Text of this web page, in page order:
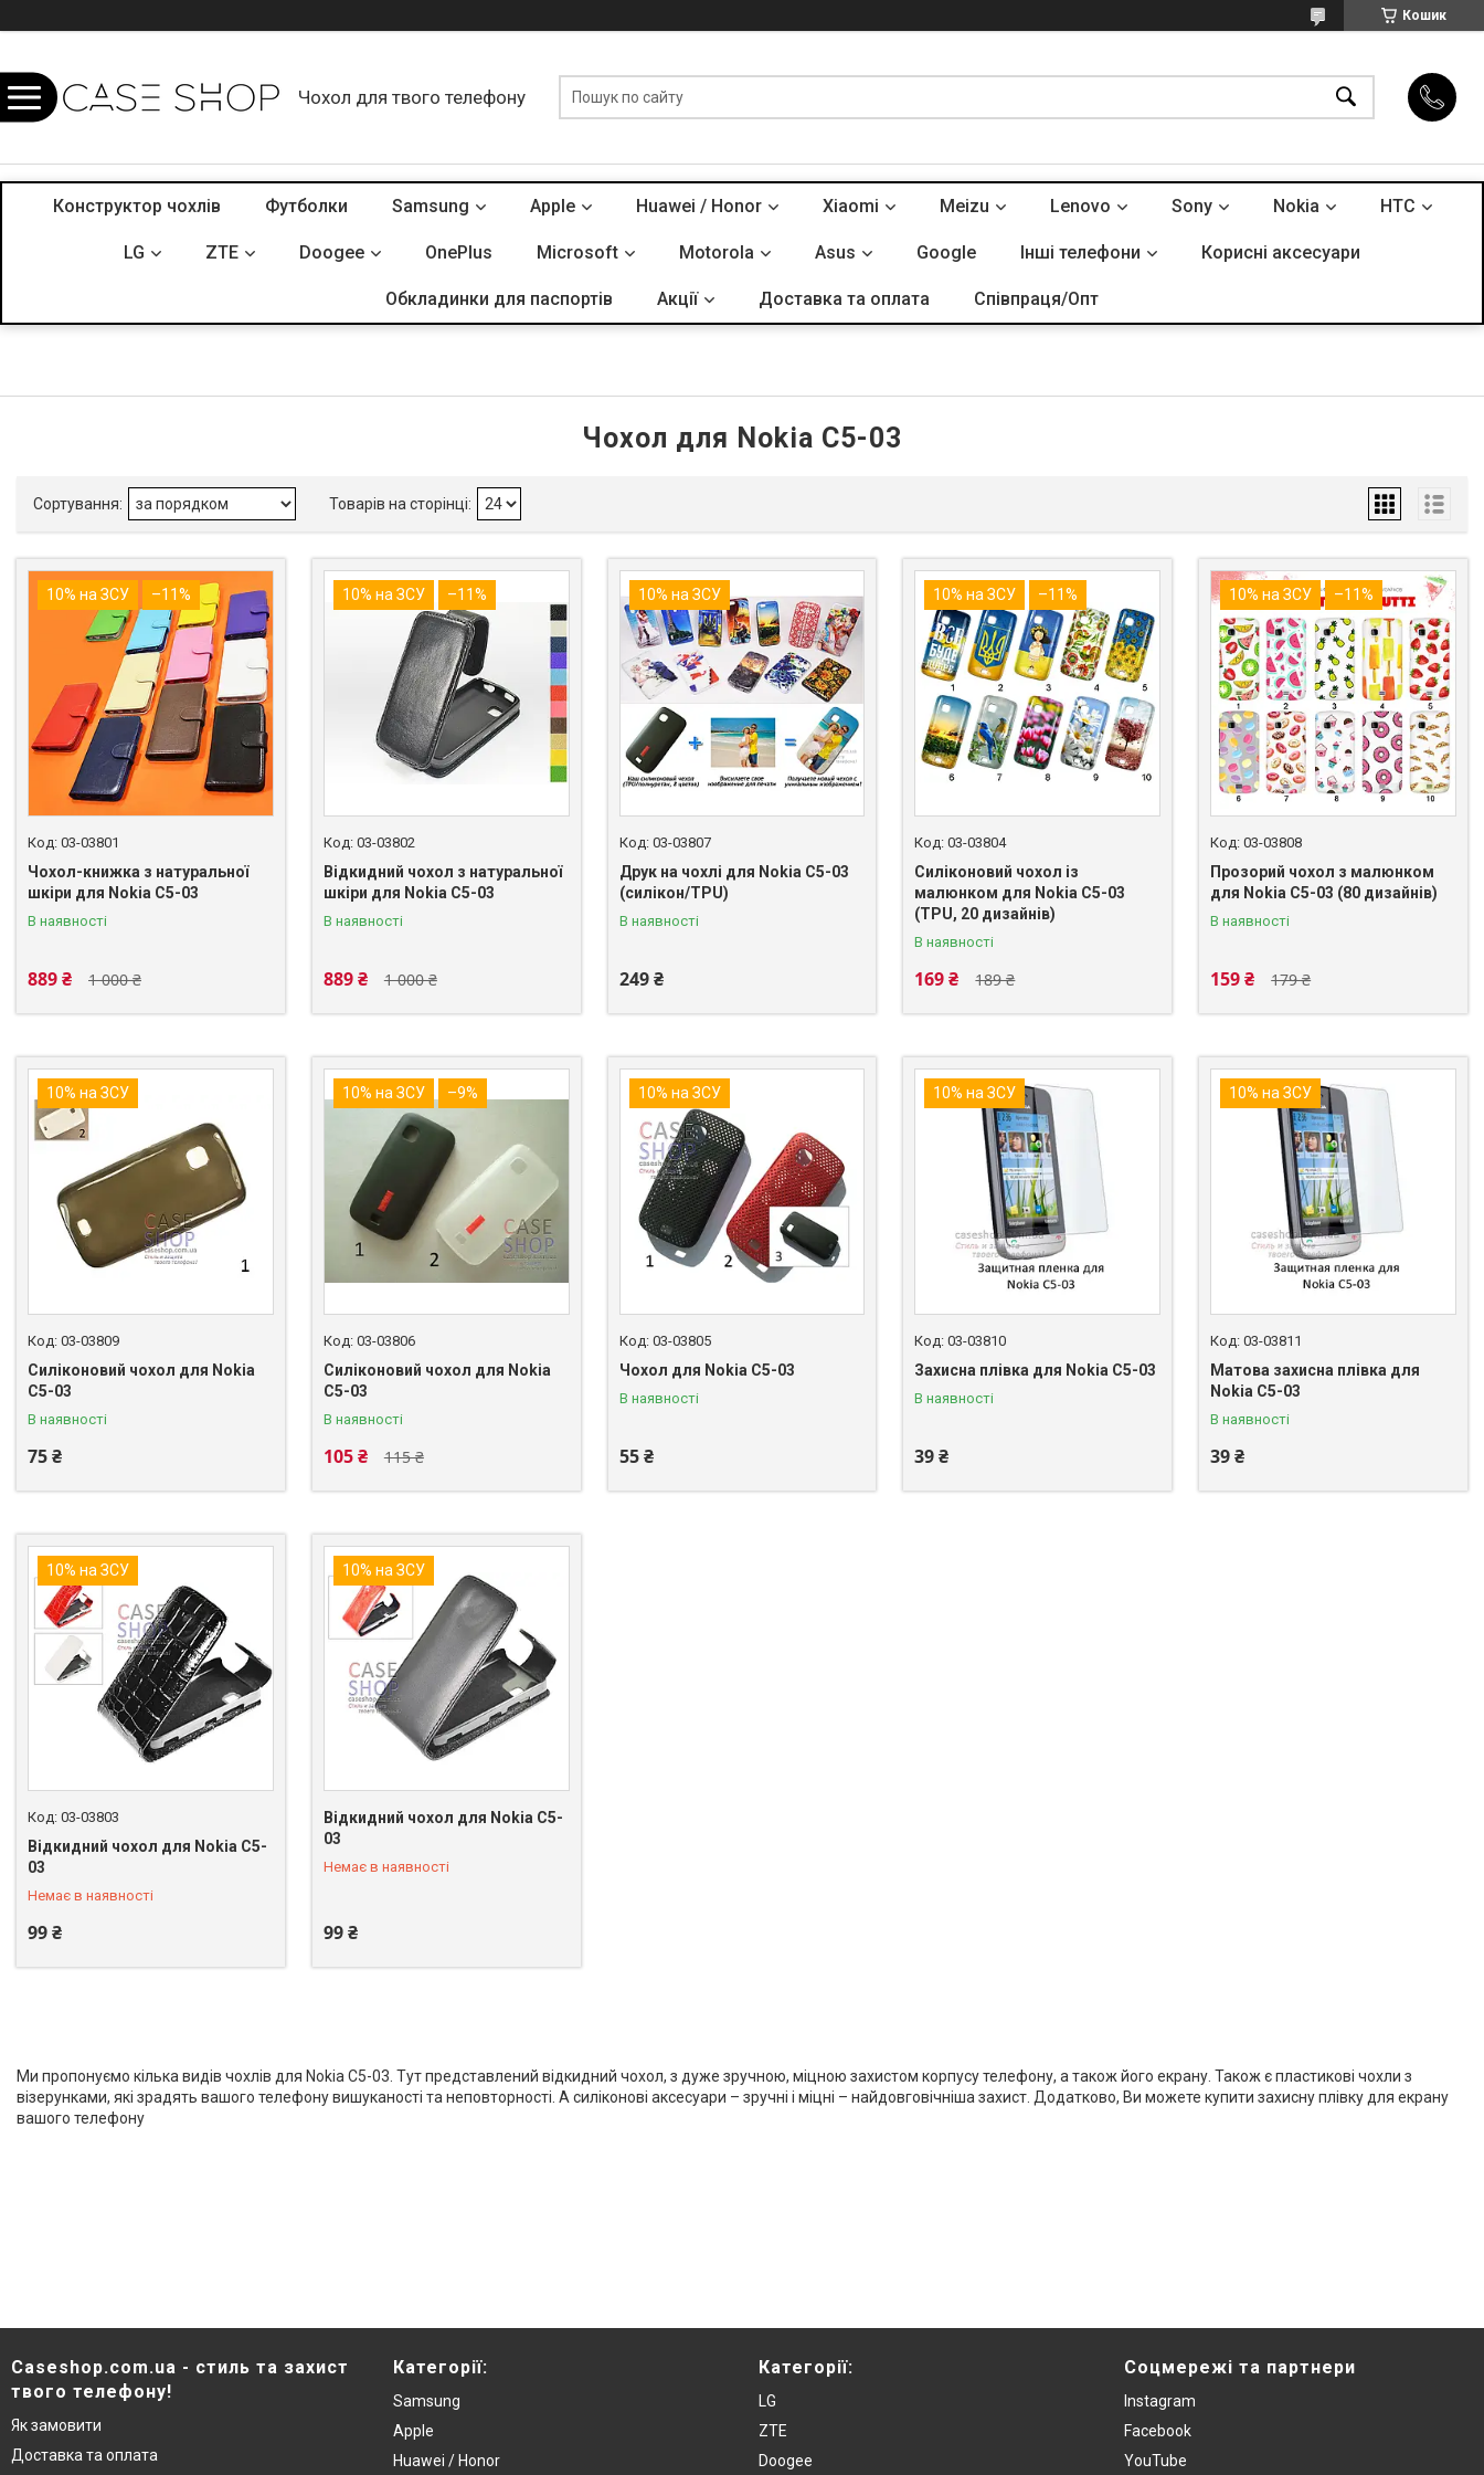
Кошик
Чохол для твого телефону
Конструктор чохлів Футболки Samsung Apple Huawei / Honor Xiaomi Meizu Lenovo Sony Nokia HTC
LG ZTE Doogee OnePlus Microsoft Motorola Asus Google Інші телефони Корисні аксесуари
Обкладинки для паспортів Акції Доставка та оплата Співпраця/Опт
Чохол для Nokia C5-03
10% на ЗСУ –11%
03-03801
Чохол-книжка з натуральної
шкіри для Nokia C5-03
В наявності
1 000 ₴
889 ₴
10% на ЗСУ –11%
03-03802
Відкидний чохол з натуральної
шкіри для Nokia C5-03
В наявності
1 000 ₴
889 ₴
10% на ЗСУ
03-03807
Друк на чохлі для Nokia C5-03
(силікон/TPU)
В наявності
249 ₴
10% на ЗСУ –11%
03-03804
Силіконовий чохол із
малюнком для Nokia C5-03
(TPU, 20 дизайнів)
В наявності
189 ₴
169 ₴
10% на ЗСУ –11%
03-03808
Прозорий чохол з малюнком
для Nokia C5-03 (80 дизайнів)
В наявності
179 ₴
159 ₴
10% на ЗСУ
03-03809
Силіконовий чохол для Nokia
C5-03
В наявності
75 ₴
10% на ЗСУ –9%
03-03806
Силіконовий чохол для Nokia
C5-03
В наявності
115 ₴
105 ₴
10% на ЗСУ
03-03805
Чохол для Nokia C5-03
В наявності
55 ₴
10% на ЗСУ
03-03810
Захисна плівка для Nokia C5-03
В наявності
39 ₴
10% на ЗСУ
03-03811
Матова захисна плівка для
Nokia C5-03
В наявності
39 ₴
10% на ЗСУ
03-03803
Відкидний чохол для Nokia C5-
03
Немає в наявності
99 ₴
+380 (98) 849-89-99
10% на ЗСУ
Відкидний чохол для Nokia C5-
03
Немає в наявності
99 ₴
+380 (98) 849-89-99
Ми пропонуємо кілька видів чохлів для Nokia С5-03. Тут представлений відкидний чохол, з дуже зручною, міцною захистом корпусу телефону, а також його екрану. Також є пластикові чохли з
візерунками, які зрадять вашого телефону вишуканості та неповторності. А силіконові аксесуари – зручні і міцні – найдовговічніша захист. Додатково, Ви можете купити захисну плівку для екрану
вашого телефону
Caseshop.com.ua - стиль та захист
твого телефону!
Як замовити
Доставка та оплата
Категорії:
Samsung
Apple
Huawei / Honor
Категорії:
LG
ZTE
Doogee
Соцмережі та партнери
Instagram
Facebook
YouTube